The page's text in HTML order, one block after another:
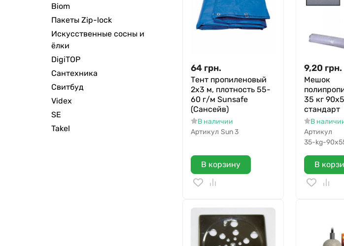
Biom
Пакеты Zip-lock
Искусственные сосны и
ёлки
DigiTOP
Сантехника
Свитбуд
Videx
SE
Takel
64 грн.
Тент пропиленовый
2х3 м, плотность 55-
60 г/м Sunsafe
(Сансейв)
В наличии
Артикул Sun 3
В корзину
9,20 грн.
Мешок
35 кг
стандарт
В
Артикул
35-kg-
В